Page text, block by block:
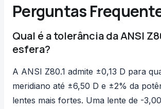
Perguntas
Qual é a tolerância da ANSI
esfera?
A ANSI Z80.1 admite ±0,13 D para
meridiano até ±6,50 D e ±2% da
lentes mais fortes. Uma lente de -